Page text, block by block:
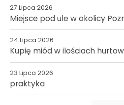
27 Lipca 2026
Miejsce pod ule w okolicy
24 Lipca 2026
Kupię miód w ilościach
23 Lipca 2026
praktyka